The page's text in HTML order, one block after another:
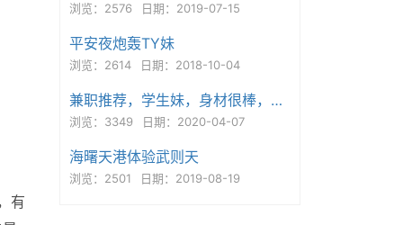
有
浏览：2576 日期：2019-07-15
平安夜炮轰TY妹
浏览：2614 日期：2018-10-04
兼职推荐，学生妹，身材很棒，妹妹粉粉的，奶子挺
浏览：3349 日期：2020-04-07
海曙天港体验武则天
浏览：2501 日期：2019-08-19